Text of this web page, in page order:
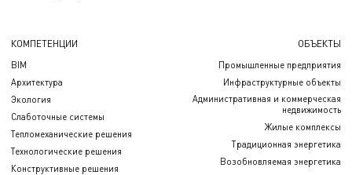
КОМПЕТЕНЦИИ
BIM
Архитектура
Экология
Слаботочные системы
Тепломеханические решения
Технологические решения
Конструктивные решения
ОБЪЕКТЫ
Промышленные предприятия
Инфраструктурные объекты
Административная и коммерческая
недвижимость
Жилые комплексы
Традиционная энергетика
Возобновляемая энергетика